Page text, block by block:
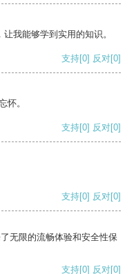
我能够学到实用的知识。
支持[0] 反对[0]
怀。
支持[0] 反对[0]
支持[0] 反对[0]
无限的流畅体验和安全性保
支持[0] 反对[0]